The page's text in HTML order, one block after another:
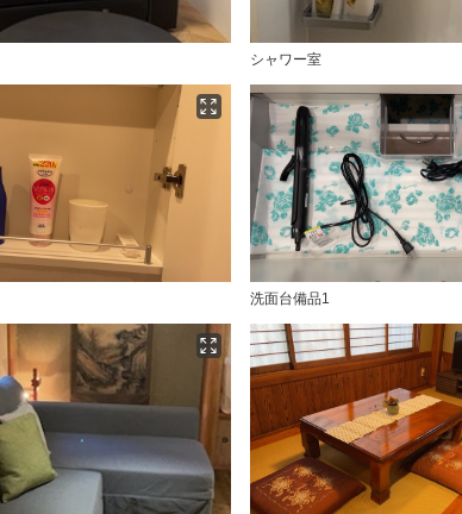
シャワー室
洗面台備品1